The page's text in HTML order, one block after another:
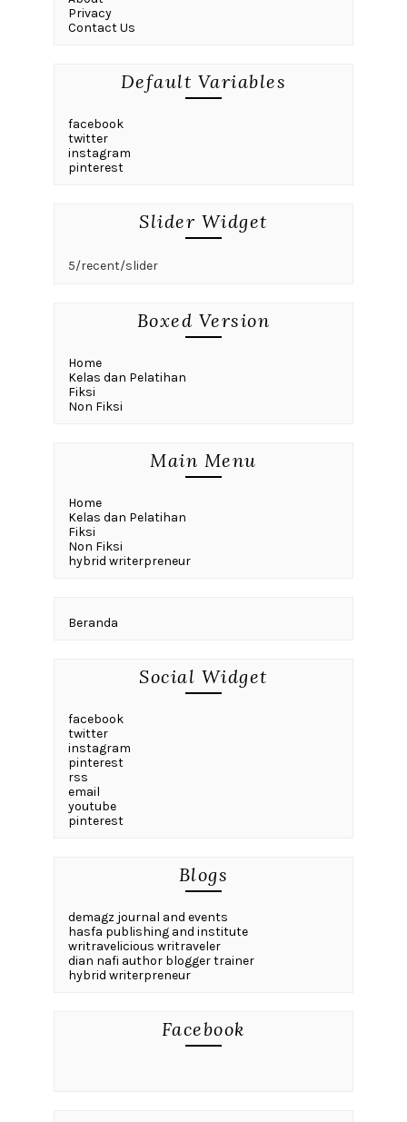
Privacy
Contact Us
Default Variables
facebook
twitter
instagram
pinterest
Slider Widget
5/recent/slider
Boxed Version
Home
Kelas dan Pelatihan
Fiksi
Non Fiksi
Main Menu
Home
Kelas dan Pelatihan
Fiksi
Non Fiksi
hybrid writerpreneur
Beranda
Social Widget
facebook
twitter
instagram
pinterest
rss
email
youtube
pinterest
Blogs
demagz journal and events
hasfa publishing and institute
writravelicious writraveler
dian nafi author blogger trainer
hybrid writerpreneur
Facebook